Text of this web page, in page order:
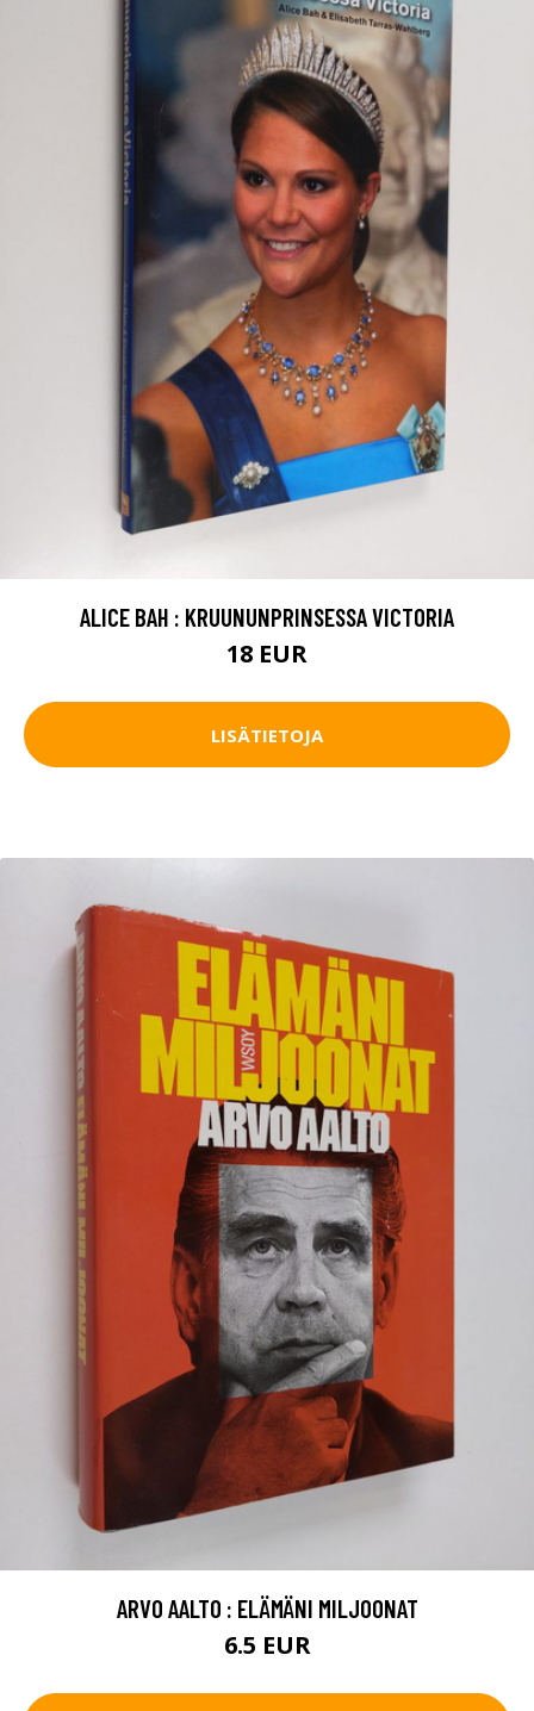
ALICE BAH : KRUUNUNPRINSESSA VICTORIA
18 EUR
LISÄTIETOJA
ARVO AALTO : ELÄMÄNI MILJOONAT
6.5 EUR